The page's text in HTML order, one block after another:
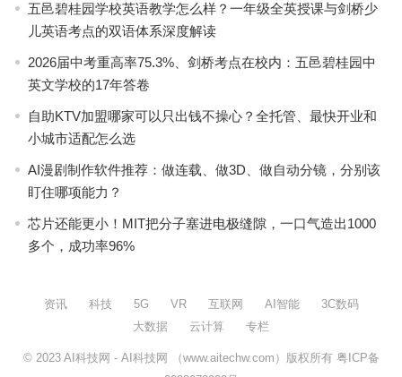
五邑碧桂园学校英语教学怎么样？一年级全英授课与剑桥少
儿英语考点的双语体系深度解读
2026届中考重高率75.3%、剑桥考点在校内：五邑碧桂园中
英文学校的17年答卷
自助KTV加盟哪家可以只出钱不操心？全托管、最快开业和
小城市适配怎么选
AI漫剧制作软件推荐：做连载、做3D、做自动分镜，分别该
盯住哪项能力？
芯片还能更小！MIT把分子塞进电极缝隙，一口气造出1000
多个，成功率96%
资讯 科技 5G VR 互联网 AI智能
3C数码
大数据
云计算 专栏
© 2023 AI科技网 - AI科技网 （www.aitechw.com）版权所有粤ICP备